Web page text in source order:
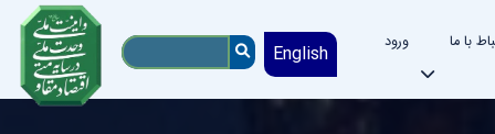
با ما ورود English